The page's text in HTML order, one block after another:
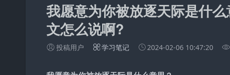
我愿意为你被放逐天际是什
文怎么说啊?
投稿用户 学习笔记 2024-02-06 10:47:20